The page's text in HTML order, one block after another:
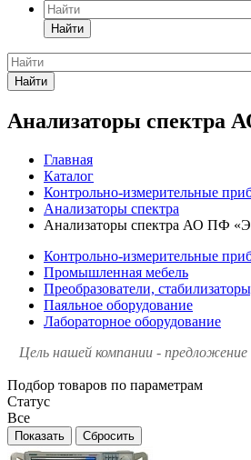
Найти
Найти
Анализаторы спектра
Главная
Каталог
Контрольно-измерительные
Анализаторы спектра
Анализаторы спектра АО ПФ
Контрольно-измерительные
Промышленная мебель
Преобразователи,
Паяльное оборудование
Лабораторное оборудование
Цель нашей компании -
Подбор товаров по параметрам
Статус
Все